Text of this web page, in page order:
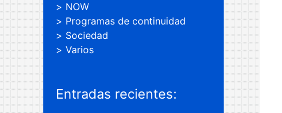
NOW
Programas de continuidad
Sociedad
Varios
Entradas recientes: